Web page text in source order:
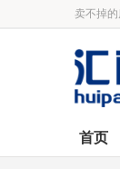
卖不掉
首页